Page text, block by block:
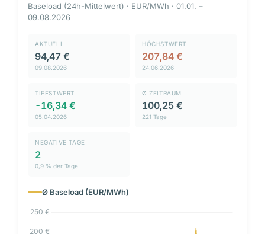
Baseload (24h-Mittelwert) · EUR/MWh · 01.01. –
09.08.2026
AKTUELL
94,47 €
09.08.2026
HÖCHSTWERT
207,84 €
24.06.2026
TIEFSTWERT
-16,34 €
05.04.2026
Ø ZEITRAUM
100,25 €
221 Tage
NEGATIVE TAGE
2
0,9 % der Tage
Ø Baseload (EUR/MWh)